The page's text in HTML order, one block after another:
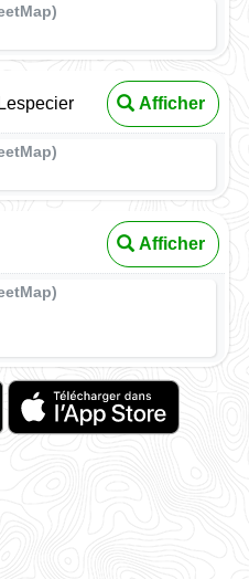
Afficher
Afficher